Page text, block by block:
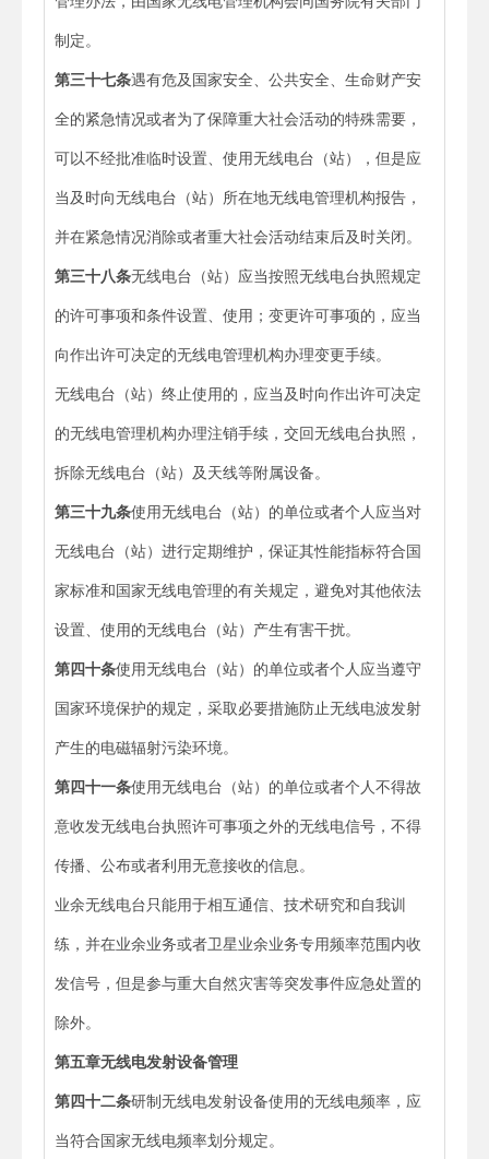
制定。
第三十七条遇有危及国家安全、公共安全、生命财产安
全的紧急情况或者为了保障重大社会活动的特殊需要，
可以不经批准临时设置、使用无线电台（站），但是应
当及时向无线电台（站）所在地无线电管理机构报告，
并在紧急情况消除或者重大社会活动结束后及时关闭。
第三十八条无线电台（站）应当按照无线电台执照规定
的许可事项和条件设置、使用；变更许可事项的，应当
向作出许可决定的无线电管理机构办理变更手续。
无线电台（站）终止使用的，应当及时向作出许可决定
的无线电管理机构办理注销手续，交回无线电台执照，
拆除无线电台（站）及天线等附属设备。
第三十九条使用无线电台（站）的单位或者个人应当对
无线电台（站）进行定期维护，保证其性能指标符合国
家标准和国家无线电管理的有关规定，避免对其他依法
设置、使用的无线电台（站）产生有害干扰。
第四十条使用无线电台（站）的单位或者个人应当遵守
国家环境保护的规定，采取必要措施防止无线电波发射
产生的电磁辐射污染环境。
第四十一条使用无线电台（站）的单位或者个人不得故
意收发无线电台执照许可事项之外的无线电信号，不得
传播、公布或者利用无意接收的信息。
业余无线电台只能用于相互通信、技术研究和自我训
练，并在业余业务或者卫星业余业务专用频率范围内收
发信号，但是参与重大自然灾害等突发事件应急处置的
除外。
第五章无线电发射设备管理
第四十二条研制无线电发射设备使用的无线电频率，应
当符合国家无线电频率划分规定。